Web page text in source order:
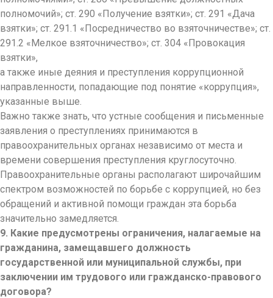
полномочий»; ст. 290 «Получение взятки»; ст. 291 «Дача
взятки»; ст. 291.1 «Посредничество во взяточничестве»; ст.
291.2 «Мелкое взяточничество»; ст. 304 «Провокация
взятки»,
а также иные деяния и преступления коррупционной
направленности, попадающие под понятие «коррупция»,
указанные выше.
Важно также знать, что устные сообщения и письменные
заявления о преступлениях принимаются в
правоохранительных органах независимо от места и
времени совершения преступления круглосуточно.
Правоохранительные органы располагают широчайшим
спектром возможностей по борьбе с коррупцией, но без
обращений и активной помощи граждан эта борьба
значительно замедляется.
9. Какие предусмотрены ограничения, налагаемые на
гражданина, замещавшего должность
государственной или муниципальной службы, при
заключении им трудового или гражданско-правового
договора?